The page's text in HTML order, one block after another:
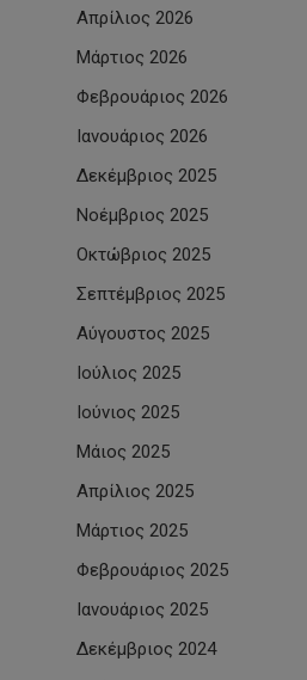
Απρίλιος 2026
Μάρτιος 2026
Φεβρουάριος 2026
Ιανουάριος 2026
Δεκέμβριος 2025
Νοέμβριος 2025
Οκτώβριος 2025
Σεπτέμβριος 2025
Αύγουστος 2025
Ιούλιος 2025
Ιούνιος 2025
Μάιος 2025
Απρίλιος 2025
Μάρτιος 2025
Φεβρουάριος 2025
Ιανουάριος 2025
Δεκέμβριος 2024